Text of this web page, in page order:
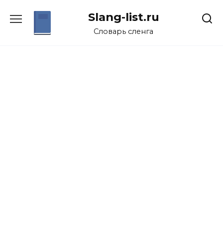
Slang-list.ru
Словарь сленга